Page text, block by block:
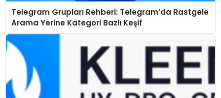
Telegram Grupları Rehberi: Telegram’da Rastgele
Arama Yerine Kategori Bazlı Keşif